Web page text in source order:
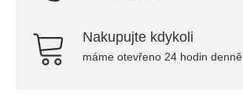
Nakupujte kdykoli
máme otevřeno 24 hodin denně